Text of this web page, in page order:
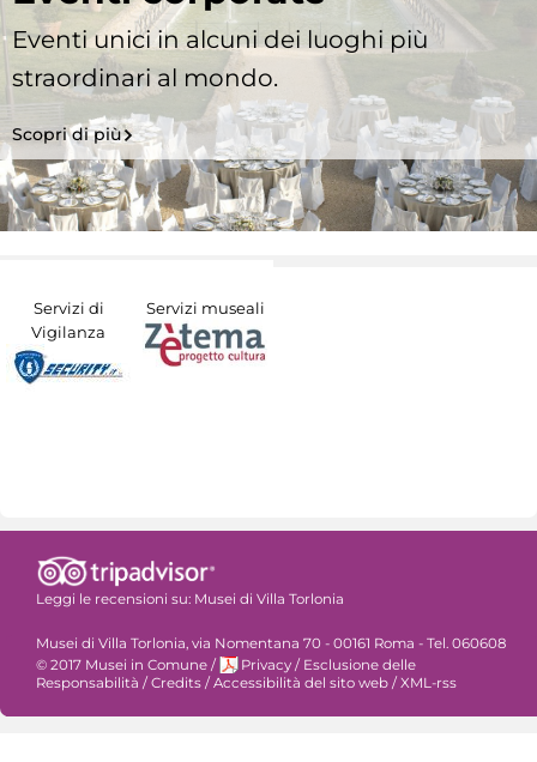
Eventi unici in alcuni dei luoghi più
straordinari al mondo.
Scopri di più
Servizi di
Vigilanza
Servizi museali
Leggi le recensioni su: Musei di Villa Torlonia
Musei di Villa Torlonia, via Nomentana 70 - 00161 Roma - Tel. 060608
© 2017 Musei in Comune / Privacy / Esclusione delle
Responsabilità /Credits /Accessibilità del sito web /XML-rss